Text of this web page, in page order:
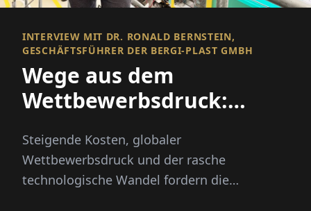
INTERVIEW MIT DR. RONALD BERNSTEIN,
GESCHÄFTSFÜHRER DER BERGI-PLAST GMBH
Wege aus dem
Wettbewerbsdruck:
diversifizieren,
vorangehen
Steigende Kosten, globaler
Wettbewerbsdruck und der rasche
technologische Wandel fordern die